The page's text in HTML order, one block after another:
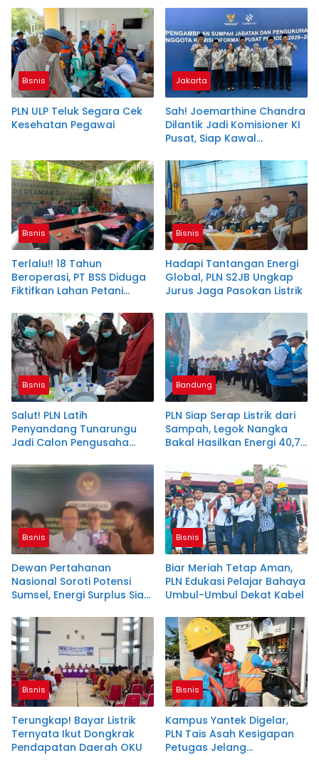
Bisnis
PLN ULP Teluk Segara Cek
Kesehatan Pegawai
Jakarta
Sah! Joemarthine Chandra
Dilantik Jadi Komisioner KI
Pusat, Siap Kawal
Bisnis
Terlalu!! 18 Tahun
Beroperasi, PT BSS Diduga
Fiktifkan Lahan Petani
Bisnis
Hadapi Tantangan Energi
Global, PLN S2JB Ungkap
Jurus Jaga Pasokan Listrik
Bisnis
Salut! PLN Latih
Penyandang Tunarungu
Jadi Calon Pengusaha
Bandung
PLN Siap Serap Listrik dari
Sampah, Legok Nangka
Bakal Hasilkan Energi 40,79
Bisnis
Dewan Pertahanan
Nasional Soroti Potensi
Sumsel, Energi Surplus Siap
Bisnis
Biar Meriah Tetap Aman,
PLN Edukasi Pelajar Bahaya
Umbul-Umbul Dekat Kabel
Bisnis
Terungkap! Bayar Listrik
Ternyata Ikut Dongkrak
Pendapatan Daerah OKU
Bisnis
Kampus Yantek Digelar,
PLN Tais Asah Kesigapan
Petugas Jelang